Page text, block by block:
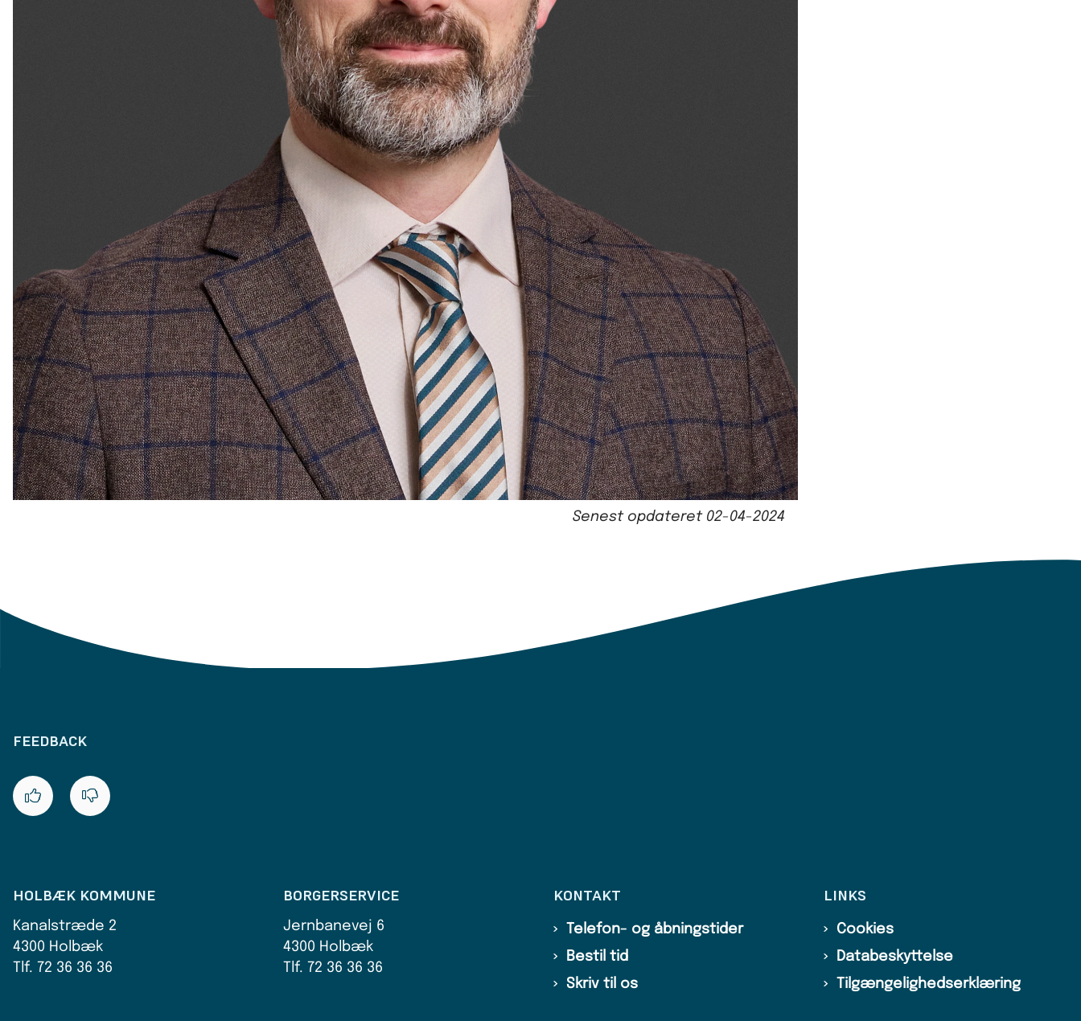
Senest opdateret 02-04-2024
FEEDBACK
HOLBÆK KOMMUNE
Kanalstræde 2
4300 Holbæk
Tlf. 72 36 36 36
BORGERSERVICE
Jernbanevej 6
4300 Holbæk
Tlf. 72 36 36 36
KONTAKT
Telefon- og åbningstider
Bestil tid
Skriv til os
LINKS
Cookies
Databeskyttelse
Tilgængelighedserklæring